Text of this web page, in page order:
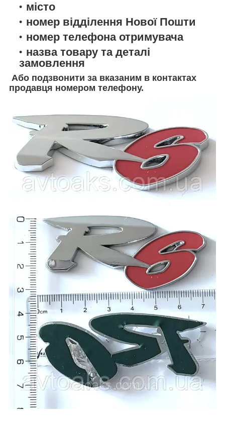
місто
номер відділення Нової Пошти
номер телефона отримувача
назва товару та деталі
замовлення
Або подзвонити за вказаним в контактах
продавця номером телефону.